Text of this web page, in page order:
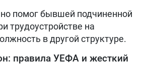
помог бывшей подчиненной
трудоустройстве на
в другой структуре.
правила УЕФА и жесткий